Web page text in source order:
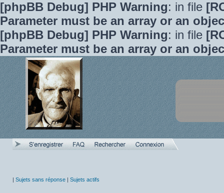
[phpBB Debug] PHP Warning: in file
Parameter must be an array or an
[phpBB Debug] PHP Warning: in file
Parameter must be an array or an
| Sujets sans réponse | Sujets actifs